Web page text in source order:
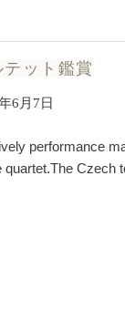
テット鑑賞
6月7日
performance
quartet.The Czech